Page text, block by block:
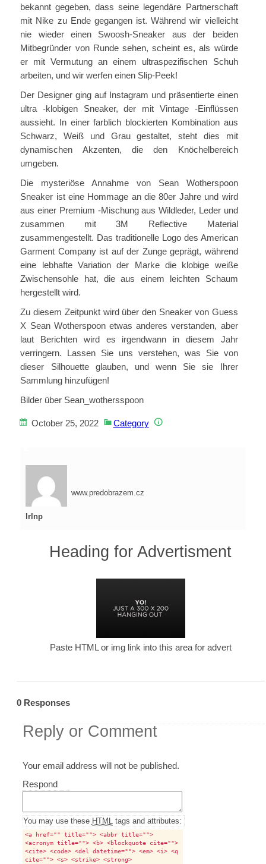
bekannt gegeben, dass seine legendäre Partnerschaft
mit Nike zu Ende gegangen ist. Während wir vielleicht
nie wieder einen Swoosh-Sneaker aus der beiden
Mitbegründer von Runde sehen, scheint es, als würde
er mit Vermutung an einem ultraspezifischen Schuh
arbeiten, und wir werfen einen Slip-Peek!
Der Designer ging auf Instagram und präsentierte einen
ultra -klobigen Sneaker, der mit Vintage -Einflüssen
aussieht. In einer farblich blockierten Kombination aus
Schwarz, Weiß und Grau gestaltet, steht dies mit
dynamischen Akzenten, die den Knöchelbereich
umgeben.
Die mysteriöse Annahme von Sean Wotherspoon
Sneaker ist eine Hommage an die 80er Jahre und wird
aus einer Premium -Mischung aus Wildleder, Leder und
zusammen mit 3M Reflective Material
zusammengestellt. Das traditionelle Logo des American
Garment Company ist auf der Zunge geprägt, während
eine lebhafte Variation der Marke die klobige weiße
Zwischensohle hat, die aus einem leichten Schaum
hergestellt wird.
Zu diesem Zeitpunkt wird über den Sneaker von Guess
X Sean Wotherspoon etwas anderes verstanden, aber
laut Berichten wird es irgendwann in diesem Jahr
verringern. Lassen Sie uns verstehen, was Sie von
dieser Silhouette glauben, und wenn Sie sie Ihrer
Sammlung hinzufügen!
Bilder über Sean_wothersspoon
October 25, 2022 Category
lrlnp
www.predobrazem.cz
Heading for Advertisment
Paste HTML or img link into this area for advert
0 Responses
Reply or Comment
Your email address will not be published.
RespondComment
You may use these HTML tags and attributes:
<a href="" title=""> <abbr title="">
<acronym title=""> <b> <blockquote cite="">
<cite> <code> <del datetime=""> <em> <i> <q
cite=""> <s> <strike> <strong>